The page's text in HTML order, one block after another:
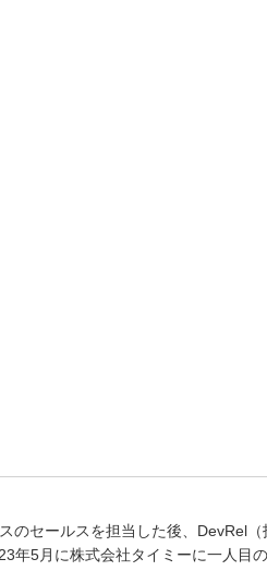
のセールスを担当した後、DevRel
5月に株式会社タイミーに一人目